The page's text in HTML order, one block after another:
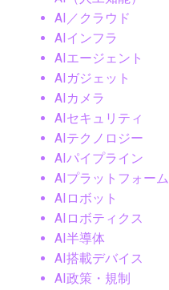
AI／クラウド
AIインフラ
AIエージェント
AIガジェット
AIカメラ
AIセキュリティ
AIテクノロジー
AIパイプライン
AIプラットフォーム
AIロボット
AIロボティクス
AI半導体
AI搭載デバイス
AI政策・規制